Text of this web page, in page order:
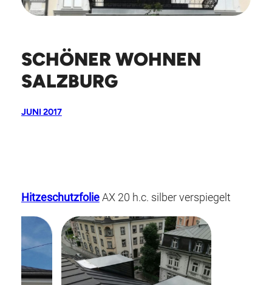
SCHÖNER WOHNEN
SALZBURG
JUNI 2017
HitzeschutzfolieAX 20 h.c. silber verspiegelt